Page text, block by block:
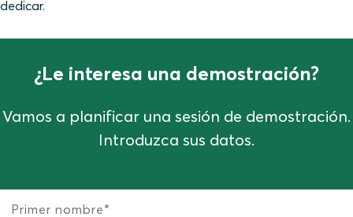
dedicar.
¿Le interesa una demostración?
Vamos a planificar una sesión de demostración.
Introduzca sus datos.